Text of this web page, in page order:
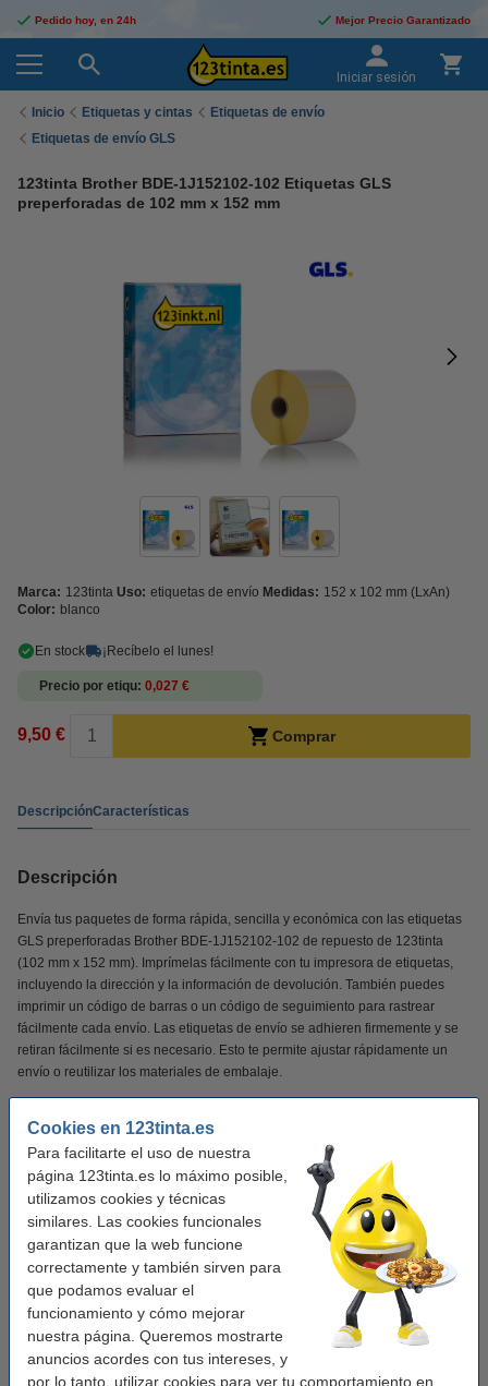
Cookies en 123tinta.es
Para facilitarte el uso de nuestra
página 123tinta.es lo máximo posible,
utilizamos cookies y técnicas
similares. Las cookies funcionales
garantizan que la web funcione
correctamente y también sirven para
que podamos evaluar el
funcionamiento y cómo mejorar
nuestra página. Queremos mostrarte
anuncios acordes con tus intereses, y
por lo tanto, utilizar cookies para ver tu comportamiento en
Pedido hoy, en 24h Mejor Precio Garantizado
Iniciar sesión
Inicio Etiquetas y cintas
Etiquetas de envío
Etiquetas de envío GLS
123tinta Brother BDE-1J152102-102 Etiquetas GLS
preperforadas de 102 mm x 152 mm
Marca: 123tinta Uso: etiquetas de envío Medidas: 152 x 102 mm (LxAn)
Color: blanco
En stock ¡Recíbelo el lunes!
Precio por etiqu 0,027 €
9,50 € Comprar
DescripciónCaracterísticas
Descripción
Envía tus paquetes de forma rápida, sencilla y económica con las etiquetas
GLS preperforadas Brother BDE-1J152102-102 de repuesto de 123tinta
(102 mm x 152 mm). Imprímelas fácilmente con tu impresora de etiquetas,
incluyendo la dirección y la información de devolución. También puedes
imprimir un código de barras o un código de seguimiento para rastrear
fácilmente cada envío. Las etiquetas de envío se adhieren firmemente y se
retiran fácilmente si es necesario. Esto te permite ajustar rápidamente un
envío o reutilizar los materiales de embalaje.
sobres para GLS. Esto garantiza que cada envío tenga un aspecto
profesional.
NOTA: ¡Las etiquetas son adecuadas para los modelos TD-4210, TD-4410,
TD-4420, TD-4520, TD-4550!
¡Verás la diferencia en tu cartera!
Calidad superior
Mucho más asequible
✔100% de garantía